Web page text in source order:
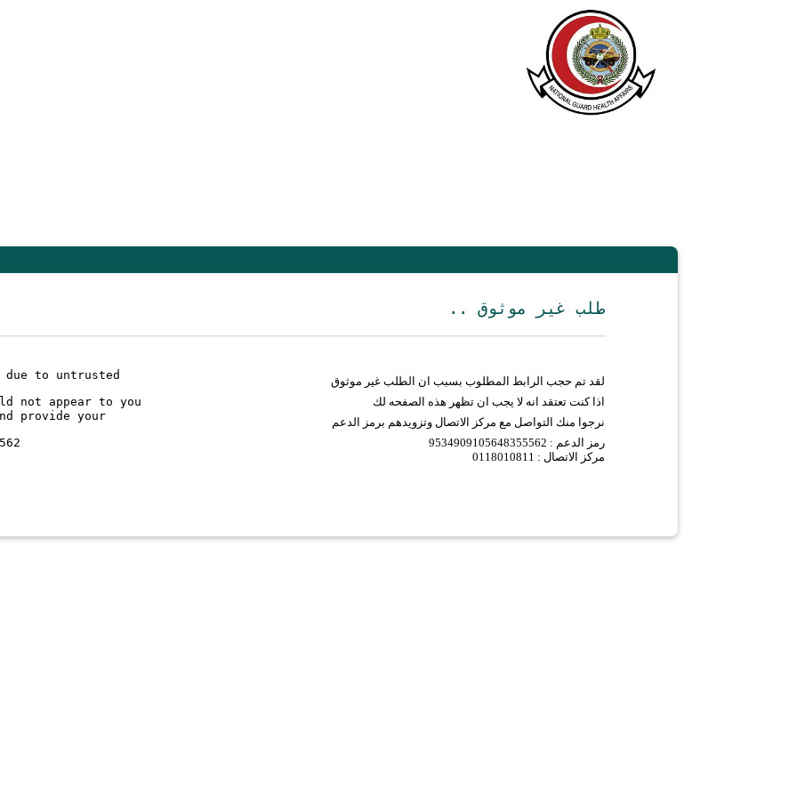
.. طلب غير موثوق
due to untrusted
لقد تم حجب الرابط المطلوب بسبب ان الطلب غير موثوق
not appear to you
اذا كنت تعتقد انه لا يجب ان تظهر هذه الصفحه لك
provide your
نرجوا منك التواصل مع مركز الاتصال وتزويدهم برمز الدعم
9534909105648355562 : رمز الدعم
مركز الاتصال : 0118010811